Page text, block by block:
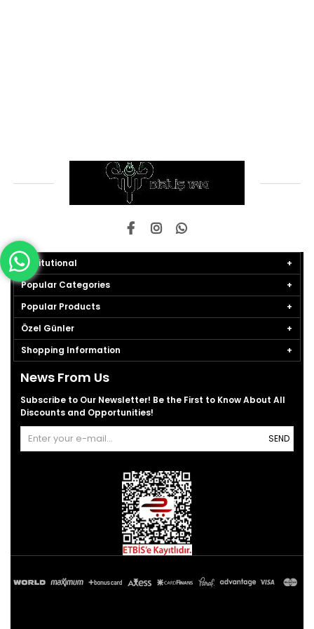
Institutional
Popular Categories
Popular Products
Özel Günler
Shopping Information
News From Us
Subscribe to Our Newsletter! Be the First to Know About All
Discounts and Opportunities!
SEND